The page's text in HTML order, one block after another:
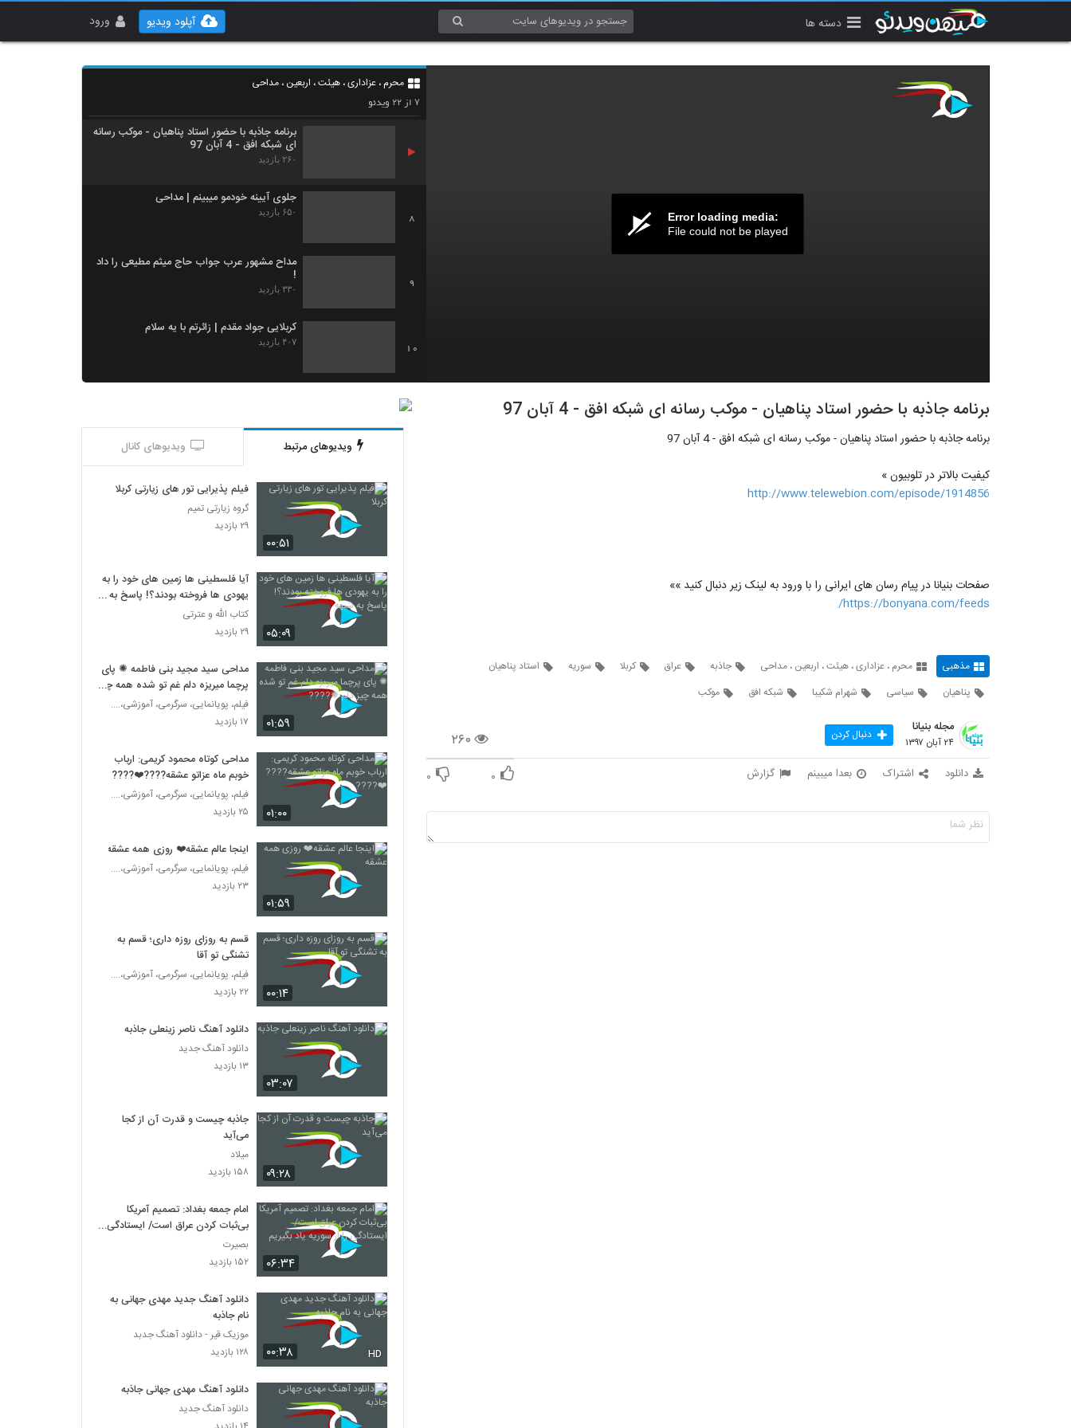
دسته ها ورود آپلود ویدیو
Error loading media:
File could not be played
محرم ، عزاداری ، هیئت ، اربعین ، مداحی
۷از ۲۲ ویدئو
6
معرفی خیمه گاه در شبکه قرآن سیما
۲۸۴ بازدید
برنامه جاذبه با حضور استاد پناهیان - موکب رسانه
ای شبکه افق - 4 آبان 97
۲۶۰ بازدید
8
جلوی آیینه خودمو میبینم | مداحی
۶۵۰ بازدید
9
مداح مشهور عرب جواب حاج میثم مطیعی را داد
!
۳۳۰ بازدید
10
کربلایی جواد مقدم | زائرتم با یه سلام
۴۰۷ بازدید
11
جا مانده ایم ...
دیدار مداحان با امام خامنه ای
۱۷۳ بازدید
مداحی جناب آقای زهیر سازگار - اسفند97 -
دیدار مداحان با امام خامنه ای
مداحان با امام خامنه ای
۱۰۸ بازدید
دیدار مداحان با امام خامنه ای
دیدار مداحان با امام خامنه ای
۱۷۳ بازدید
مداحی جناب آقای مجید تال -اسفند97 - دیدار
مداحان با امام خامنه ای
۲۰۹ بازدید
۱۲۱ بازدید
دیدار مداحان با امام خامنه ای
۱۳۶ بازدید
دیدار مداحان با امام خامنه ای
جناب آقای احمد واعظی | اسفند97
۱۸۲ بازدید
برنامه جاذبه با حضور استاد پناهیان - موکب رسانه ای شبکه افق - 4 آبان 97
برنامه جاذبه با حضور استاد پناهیان - موکب رسانه ای شبکه افق - 4 آبان 97
کیفیت بالاتر در تلوبیون »
http://www.telewebion.com/episode/1914856
صفحات بنیانا در پیام رسان های ایرانی را با ورود به لینک زیر دنبال کنید »»
https://bonyana.com/feeds/
مذهبی محرم ، عزاداری ، هیئت ، اربعین ، مداحی جاذبه عراق کربلا سوریه
استاد پناهیان
پناهیان
سیاسی شهرام شکیبا شبکه افق موکب
۲۶۰
مجله بنیانا
۲۴ آبان ۱۳۹۷ دنبال کردن
دانلود اشتراک بعدا میبینم گزارش ۰ ۰
ویدیوهای مرتبط ویدیوهای کانال
۰۰:۵۱
فیلم پذیرایی تور های زیارتی کربلا
گروه زیارتی تمیم
۲۹ بازدید
۰۵:۰۹
آیا فلسطینی ها زمین های خود را به
یهودی ها فروخته بودند؟! پاسخ به
شبهه
کتاب الله و عترتی
۲۹ بازدید
۰۱:۵۹
مداحی سید مجید بنی فاطمه ✺ پای
پرچما میریزه دلم غم تو شده همه چیز
دلم ✺????
فیلم، پویانمایی، سرگرمی، آموزشی،....
۱۷ بازدید
۰۱:۰۰
مداحی کوتاه محمود کریمی: ارباب
خوبم ماه عزاتو عشقه????❤️????
فیلم، پویانمایی، سرگرمی، آموزشی،....
۲۵ بازدید
۰۱:۵۹
اینجا عالم عشقه❤️ روزی همه عشقه
فیلم، پویانمایی، سرگرمی، آموزشی،....
۲۳ بازدید
۰۰:۱۴
قسم به روزای روزه داری؛ قسم به
تشنگی تو آقا
فیلم، پویانمایی، سرگرمی، آموزشی،....
۲۲ بازدید
۰۳:۰۷
دانلود آهنگ ناصر زینعلی جاذبه
دانلود آهنگ جدید
۱۳ بازدید
۰۹:۲۸
جاذبه چیست و قدرت آن از کجا
می‌آید
میلاد
۱۵۸ بازدید
۰۶:۳۴
امام جمعه بغداد: تصمیم آمریکا
بی‌ثبات کردن عراق است/ ایستادگی را
از سوریه یاد بگیریم
بصیرت
۱۵۲ بازدید
۰۰:۳۸ HD
دانلود آهنگ جدید مهدی جهانی به
نام جاذبه
موزیک قیر - دانلود آهنگ جدبد
۱۲۸ بازدید
دانلود آهنگ مهدی جهانی جاذبه
دانلود آهنگ جدید